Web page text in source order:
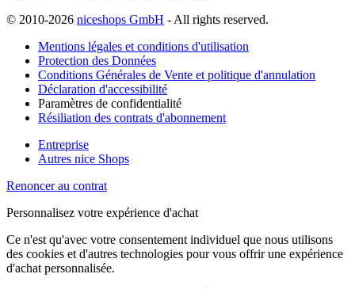
© 2010-2026 niceshops GmbH - All rights reserved.
Mentions légales et conditions d'utilisation
Protection des Données
Conditions Générales de Vente et politique d'annulation
Déclaration d'accessibilité
Paramètres de confidentialité
Résiliation des contrats d'abonnement
Entreprise
Autres nice Shops
Renoncer au contrat
Personnalisez votre expérience d'achat
Ce n'est qu'avec votre consentement individuel que nous utilisons
des cookies et d'autres technologies pour vous offrir une expérience
d'achat personnalisée.